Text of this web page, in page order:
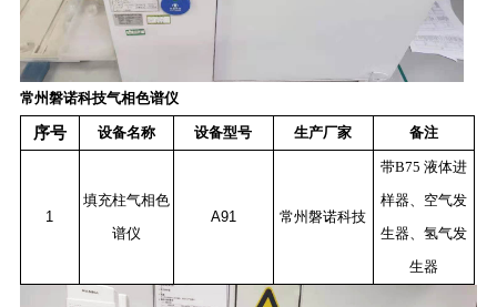
常州磐诺科技气相色谱仪
序号 设备名称 设备型号 生产厂家 备注
1
填充柱气相色
谱仪
A91 常州磐诺科技
带B75 液体进
样器、空气发
生器、氢气发
生器